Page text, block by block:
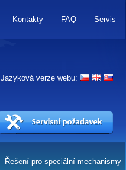
Servis
FAQ
Kontakty
Jazyková verze webu:
Řešení pro speciální mechanismy